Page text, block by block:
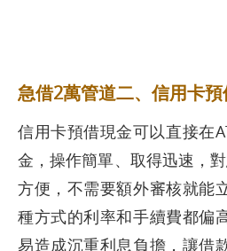
急借2萬管道二、信用卡
信用卡預借現金可以直接在
金，操作簡單、取得迅速，
方便，不需要額外審核就能
種方式的利率和手續費都偏
易造成沉重利息負擔，讓借